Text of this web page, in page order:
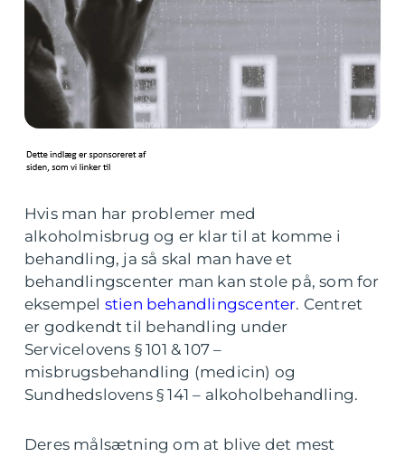
Hvis man har problemer med
alkoholmisbrug og er klar til at komme i
behandling, ja så skal man have et
behandlingscenter man kan stole på, som for
eksempel stien behandlingscenter. Centret
er godkendt til behandling under
Servicelovens § 101 & 107 –
misbrugsbehandling (medicin) og
Sundhedslovens § 141 – alkoholbehandling.
Deres målsætning om at blive det mest